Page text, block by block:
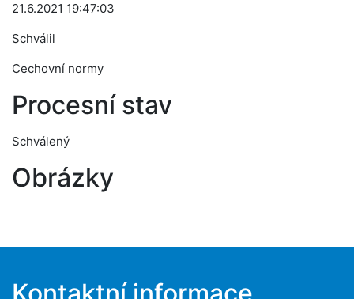
21.6.2021 19:47:03
Schválil
Cechovní normy
Procesní stav
Schválený
Obrázky